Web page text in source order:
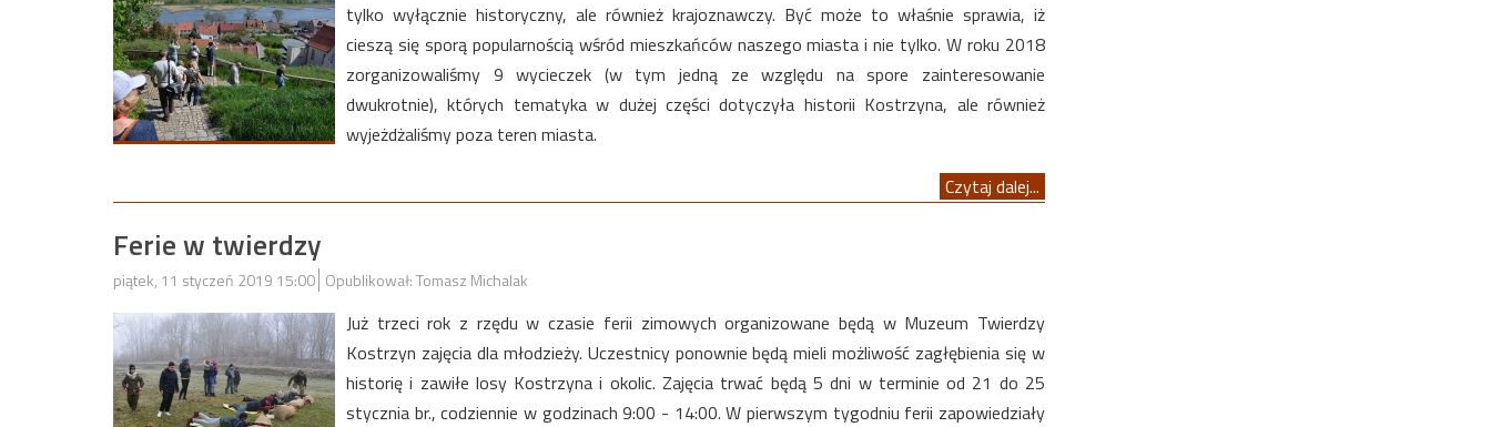
tylko wyłącznie historyczny, ale również krajoznawczy. Być może to właśnie sprawia, iż
cieszą się sporą popularnością wśród mieszkańców naszego miasta i nie tylko. W roku 2018
zorganizowaliśmy 9 wycieczek (w tym jedną ze względu na spore zainteresowanie
dwukrotnie), których tematyka w dużej części dotyczyła historii Kostrzyna, ale również
wyjeżdżaliśmy poza teren miasta.
Czytaj dalej...
Ferie w twierdzy
piątek, 11 styczeń 2019 15:00 Opublikował: Tomasz Michalak
Już trzeci rok z rzędu w czasie ferii zimowych organizowane będą w Muzeum Twierdzy
Kostrzyn zajęcia dla młodzieży. Uczestnicy ponownie będą mieli możliwość zagłębienia się w
historię i zawiłe losy Kostrzyna i okolic. Zajęcia trwać będą 5 dni w terminie od 21 do 25
stycznia br., codziennie w godzinach 9:00 - 14:00. W pierwszym tygodniu ferii zapowiedziały